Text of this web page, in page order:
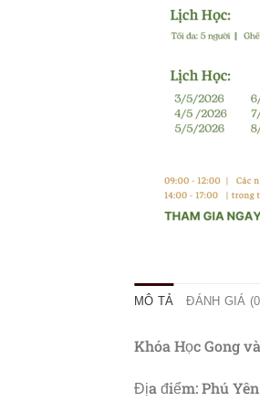
MÔ TẢ ĐÁNH GIÁ
Khóa Học Gong
Địa điểm: Phú